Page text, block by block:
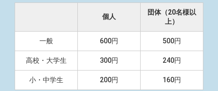
個人
団体（20名様以
上）
一般 600円 500円
高校・大学生 300円 240円
小・中学生 200円 160円